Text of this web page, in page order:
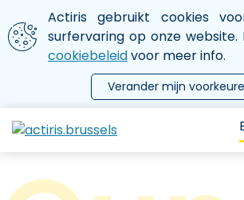
Aller au contenu principal
We gebruiken cookies
Actiris gebruikt cookies
surfervaring op onze website.
cookiebeleidvoor meer info.
Verander mijn
le menu